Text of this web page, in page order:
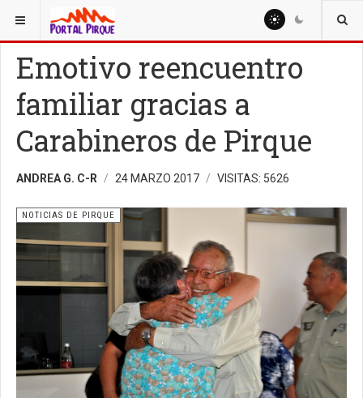
ESTÁ AQUÍ: NOTICIAS
Emotivo reencuentro
familiar gracias a
Carabineros de Pirque
ANDREA G. C-R 24 MARZO 2017 VISITAS: 5626
NOTICIAS DE PIRQUE